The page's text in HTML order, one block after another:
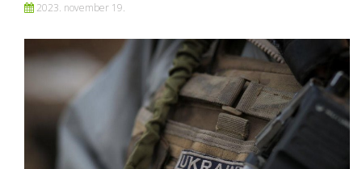
2023. november 19.